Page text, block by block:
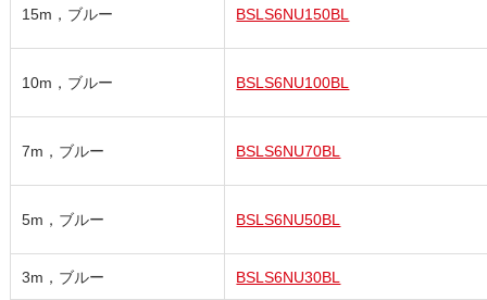
15m，ブルー BSLS6NU150BL
10m，ブルー BSLS6NU100BL
7m，ブルー BSLS6NU70BL
5m，ブルー BSLS6NU50BL
3m，ブルー BSLS6NU30BL